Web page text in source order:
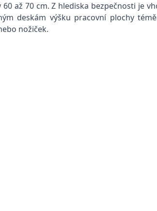
až 70 cm. Z hlediska bezpečnosti je
deskám výšku pracovní plochy
nožiček.